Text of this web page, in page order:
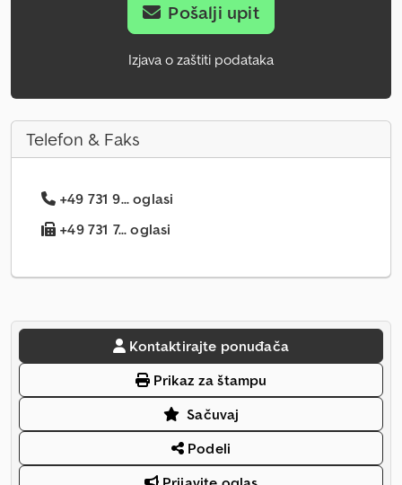
Pošalji upit
Izjava o zaštiti podataka
Telefon & Faks
+49 731 9... oglasi
+49 731 7... oglasi
Kontaktirajte ponuđača
Prikaz za štampu
Sačuvaj
Podeli